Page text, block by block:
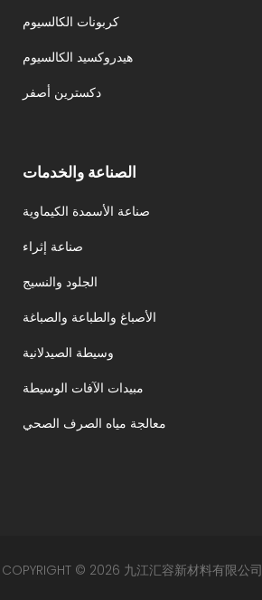
كربونات الكالسيوم
هيدروكسيد الكالسيوم
دكسترين أصفر
الصناعة والخدمات
صناعة الأسمدة الكيماوية
صناعة إثراء
الجلود والنسيج
الأصباغ والطباعة والصباغة
وسيطة الصيدلانية
مبيدات الآفات الوسيطة
معالجة مياه الصرف الصحي
COPYRIGHT © 2026 九江汇容新材料有限公司